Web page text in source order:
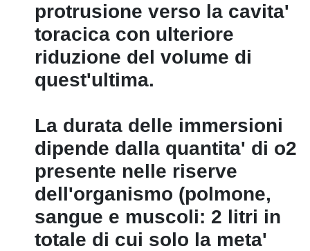
protrusione verso la cavita'
toracica con ulteriore
riduzione del volume di
quest'ultima.
La durata delle immersioni
dipende dalla quantita' di o2
presente nelle riserve
dell'organismo (polmone,
sangue e muscoli: 2 litri in
totale di cui solo la meta'